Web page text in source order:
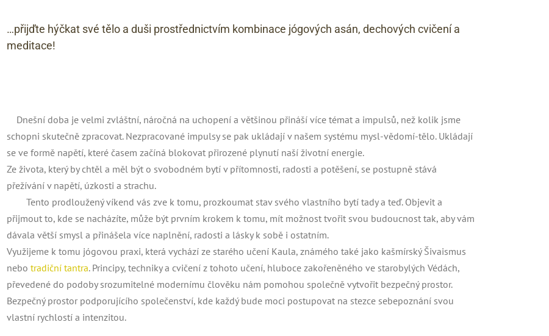
…přijďte hýčkat své tělo a duši prostřednictvím kombinace jógových asán, dechových cvičení a
meditace!
Dnešní doba je velmi zvláštní, náročná na uchopení a většinou přináší více témat a impulsů, než kolik jsme
schopni skutečně zpracovat. Nezpracované impulsy se pak ukládají v našem systému mysl-vědomí-tělo. Ukládají
se ve formě napětí, které časem začíná blokovat přirozené plynutí naší životní energie.
Ze života, který by chtěl a měl být o svobodném bytí v přítomnosti, radosti a potěšení, se postupně stává
přežívání v napětí, úzkosti a strachu.
Tento prodloužený víkend vás zve k tomu, prozkoumat stav svého vlastního bytí tady a teď. Objevit a
přijmout to, kde se nacházíte, může být prvním krokem k tomu, mít možnost tvořit svou budoucnost tak, aby vám
dávala větší smysl a přinášela více naplnění, radosti a lásky k sobě i ostatním.
Využijeme k tomu jógovou praxi, která vychází ze starého učení Kaula, známého také jako kašmírský Šivaismus
nebo tradiční tantra. Principy, techniky a cvičení z tohoto učení, hluboce zakořeněného ve starobylých Védách,
převedené do podoby srozumitelné modernímu člověku nám pomohou společně vytvořit bezpečný prostor.
Bezpečný prostor podporujícího společenství, kde každý bude moci postupovat na stezce sebepoznání svou
vlastní rychlostí a intenzitou.